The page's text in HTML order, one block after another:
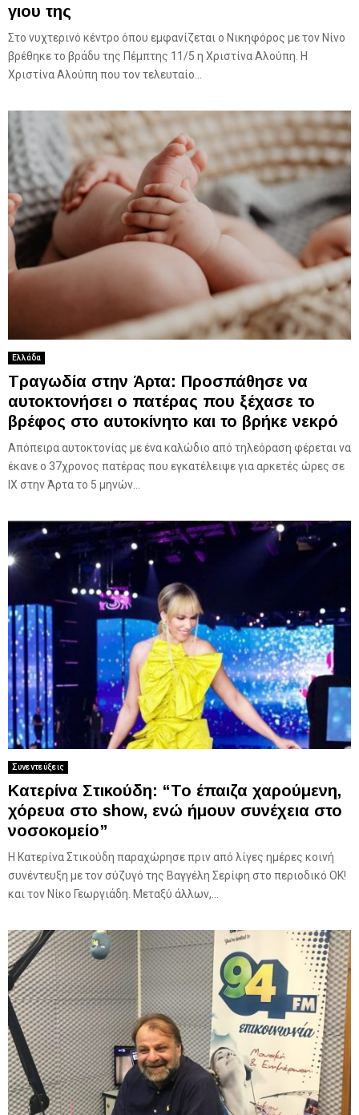
γιου της
Στο νυχτερινό κέντρο όπου εμφανίζεται ο Νικηφόρος με τον Νίνο
βρέθηκε το βράδυ της Πέμπτης 11/5 η Χριστίνα Αλούπη. Η
Χριστίνα Αλούπη που τον τελευταίο...
Ελλάδα
Τραγωδία στην Άρτα: Προσπάθησε να
αυτοκτονήσει ο πατέρας που ξέχασε το
βρέφος στο αυτοκίνητο και το βρήκε νεκρό
Απόπειρα αυτοκτονίας με ένα καλώδιο από τηλεόραση φέρεται να
έκανε ο 37χρονος πατέρας που εγκατέλειψε για αρκετές ώρες σε
ΙΧ στην Άρτα το 5 μηνών...
Συνεντεύξεις
Κατερίνα Στικούδη: “Το έπαιζα χαρούμενη,
χόρευα στο show, ενώ ήμουν συνέχεια στο
νοσοκομείο”
Η Κατερίνα Στικούδη παραχώρησε πριν από λίγες ημέρες κοινή
συνέντευξη με τον σύζυγό της Βαγγέλη Σερίφη στο περιοδικό OK!
και τον Νίκο Γεωργιάδη. Μεταξύ άλλων,...